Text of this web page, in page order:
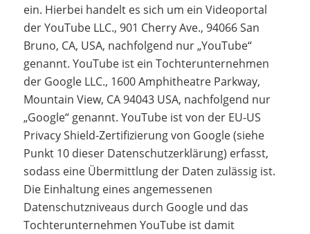
ein. Hierbei handelt es sich um ein Videoportal
der YouTube LLC., 901 Cherry Ave., 94066 San
Bruno, CA, USA, nachfolgend nur „YouTube“
genannt. YouTube ist ein Tochterunternehmen
der Google LLC., 1600 Amphitheatre Parkway,
Mountain View, CA 94043 USA, nachfolgend nur
„Google“ genannt. YouTube ist von der EU-US
Privacy Shield-Zertifizierung von Google (siehe
Punkt 10 dieser Datenschutzerklärung) erfasst,
sodass eine Übermittlung der Daten zulässig ist.
Die Einhaltung eines angemessenen
Datenschutzniveaus durch Google und das
Tochterunternehmen YouTube ist damit